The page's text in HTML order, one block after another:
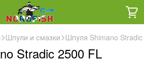
Шпули и смазки Шпуля Shimano
Stradic 2500 FL